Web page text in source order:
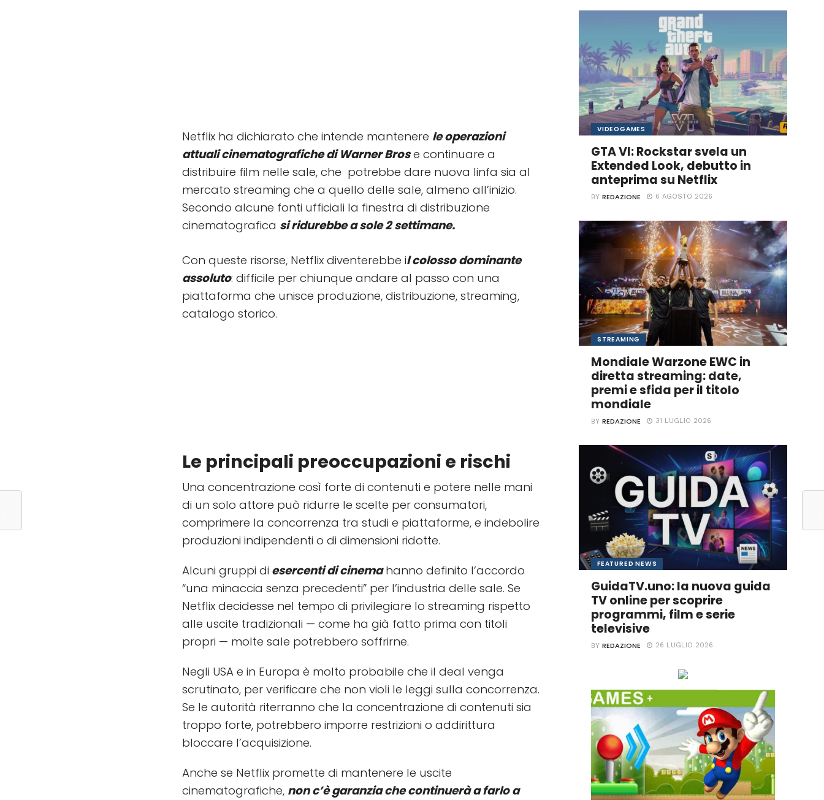
Netflix ha dichiarato che intende mantenere le operazioni
attuali cinematografiche di Warner Brose continuare a
distribuire film nelle sale, che potrebbe dare nuova linfa sia al
mercato streaming che a quello delle sale, almeno all’inizio.
Secondo alcune fonti ufficiali la finestra di distribuzione
cinematografica si ridurebbe a sole 2 settimane.
Con queste risorse, Netflix diventerebbe il colosso dominante
assoluto: difficile per chiunque andare al passo con una
piattaforma che unisce produzione, distribuzione, streaming,
catalogo storico.
Le principali preoccupazioni e rischi
Una concentrazione così forte di contenuti e potere nelle mani
di un solo attore può ridurre le scelte per consumatori,
comprimere la concorrenza tra studi e piattaforme, e indebolire
produzioni indipendenti o di dimensioni ridotte.
Alcuni gruppi di esercenti di cinemahanno definito l’accordo
“una minaccia senza precedenti” per l’industria delle sale. Se
Netflix decidesse nel tempo di privilegiare lo streaming rispetto
alle uscite tradizionali — come ha già fatto prima con titoli
propri — molte sale potrebbero soffrirne.
Negli USA e in Europa è molto probabile che il deal venga
scrutinato, per verificare che non violi le leggi sulla concorrenza.
Se le autorità riterranno che la concentrazione di contenuti sia
troppo forte, potrebbero imporre restrizioni o addirittura
bloccare l’acquisizione.
Anche se Netflix promette di mantenere le uscite
cinematografiche, non c’è garanzia che continuerà a farlo a
VIDEOGAMES
GTA VI: Rockstar svela un
Extended Look, debutto in
anteprima su Netflix
BYREDAZIONE 6 AGOSTO 2026
STREAMING
Mondiale Warzone EWC in
diretta streaming: date,
premi e sfida per il titolo
mondiale
BYREDAZIONE 31 LUGLIO 2026
FEATURED NEWS
GuidaTV.uno: la nuova guida
TV online per scoprire
programmi, film e serie
televisive
BYREDAZIONE 26 LUGLIO 2026